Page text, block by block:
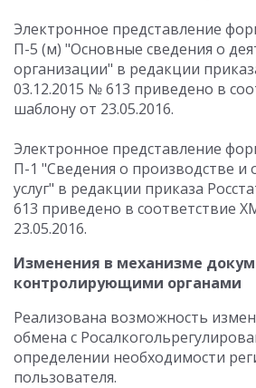
Электронное представление
П-5 (м) "Основные сведения о
организации" в редакции
03.12.2015 № 613 приведено в
шаблону от 23.05.2016.
Электронное представление
П-1 "Сведения о производстве и
услуг" в редакции приказа
613 приведено в соответствие
23.05.2016.
Изменения в механизме
контролирующими органами
Реализована возможность
обмена с
определении необходимости
пользователя.